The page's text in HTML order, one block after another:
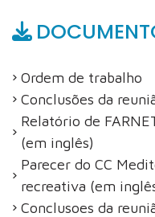
Ordem de trabalho
Conclusões da
Relatório de
(em inglês)
Parecer do CC
recreativa (em
Conclusoes da